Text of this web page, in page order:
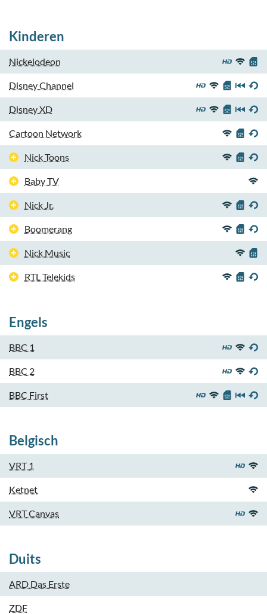
Kinderen
Nickelodeon
Disney Channel
Disney XD
Cartoon Network
Nick Toons
Baby TV
Nick Jr.
Boomerang
Nick Music
RTL Telekids
Engels
BBC 1
BBC 2
BBC First
Belgisch
VRT 1
Ketnet
VRT Canvas
Duits
ARD Das Erste
ZDF